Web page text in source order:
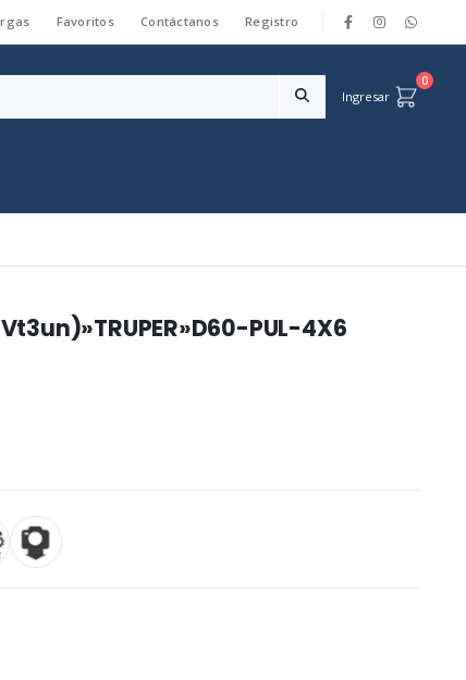
Favoritos Contáctanos Registro
Ingresar
0
PUL-4X6